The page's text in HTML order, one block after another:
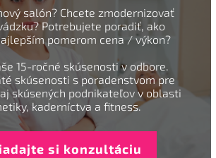
salón? Chcete zmodernizovať
Potrebujete poradiť, ako
pomerom cena / výkon?
15-ročné skúsenosti v odbore.
skúsenosti s poradenstvom pre
skúsených podnikateľov v oblasti
kaderníctva a fitness.
si konzultáciu